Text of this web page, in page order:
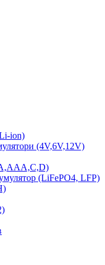
ion)
(4V,6V,12V)
(LiFePO4, LFP)